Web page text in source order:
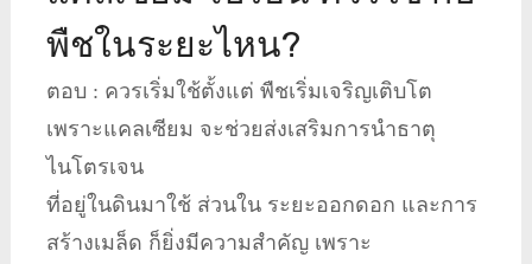
พืชในระยะไหน?
ตอบ : ควรเริ่มใช้ตั้งแต่ พืชเริ่มเจริญเติบโต
เพราะแคลเซียม จะช่วยส่งเสริมการนำธาตุ
ไนโตรเจน
ที่อยู่ในดินมาใช้ ส่วนใน ระยะออกดอก และการ
สร้างเมล็ด ก็ยิ่งมีความสำคัญ เพราะ